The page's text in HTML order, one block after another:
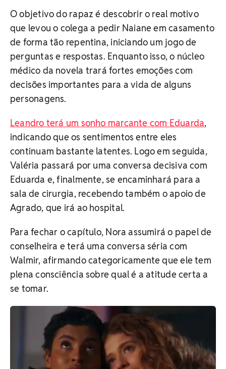
O objetivo do rapaz é descobrir o real motivo
que levou o colega a pedir Naiane em casamento
de forma tão repentina, iniciando um jogo de
perguntas e respostas. Enquanto isso, o núcleo
médico da novela trará fortes emoções com
decisões importantes para a vida de alguns
personagens.
Leandro terá um sonho marcante com Eduarda,
indicando que os sentimentos entre eles
continuam bastante latentes. Logo em seguida,
Valéria passará por uma conversa decisiva com
Eduarda e, finalmente, se encaminhará para a
sala de cirurgia, recebendo também o apoio de
Agrado, que irá ao hospital.
Para fechar o capítulo, Nora assumirá o papel de
conselheira e terá uma conversa séria com
Walmir, afirmando categoricamente que ele tem
plena consciência sobre qual é a atitude certa a
se tomar.